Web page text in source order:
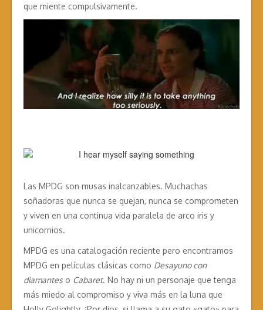
que miente compulsivamente.
Las MPDG son musas inalcanzables. Muchachas
soñadoras que nunca se quejan, nunca se comprometen
y viven en una continua vida paralela de arco iris y
unicornios.
MPDG es una catalogación reciente pero encontramos
MPDG en películas clásicas como Desayuno con
diamantes o Cabaret. No hay ni un personaje que tenga
más miedo al compromiso y viva más en la luna que